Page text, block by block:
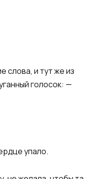
слова, и тут же из
голосок: —
упало.